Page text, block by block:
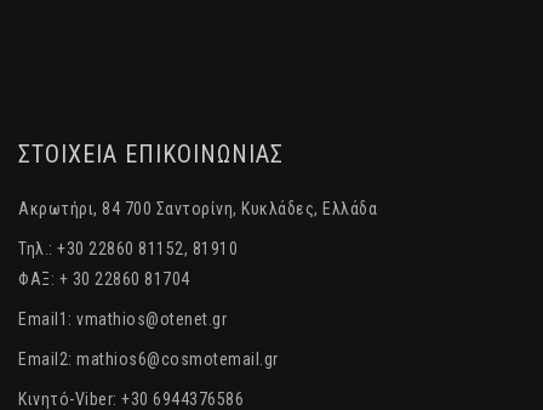
ΣΤΟΙΧΕΙΑ ΕΠΙΚΟΙΝΩΝΙΑΣ
Ακρωτήρι, 84 700 Σαντορίνη, Κυκλάδες, Ελλάδα
Τηλ.: +30 22860 81152, 81910
ΦΑΞ: + 30 22860 81704
Email1: vmathios@otenet.gr
Email2: mathios6@cosmotemail.gr
Κινητό-Viber: +30 6944376586